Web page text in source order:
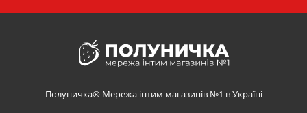
Полуничка® Мережа інтим магазинів №1 в Україні